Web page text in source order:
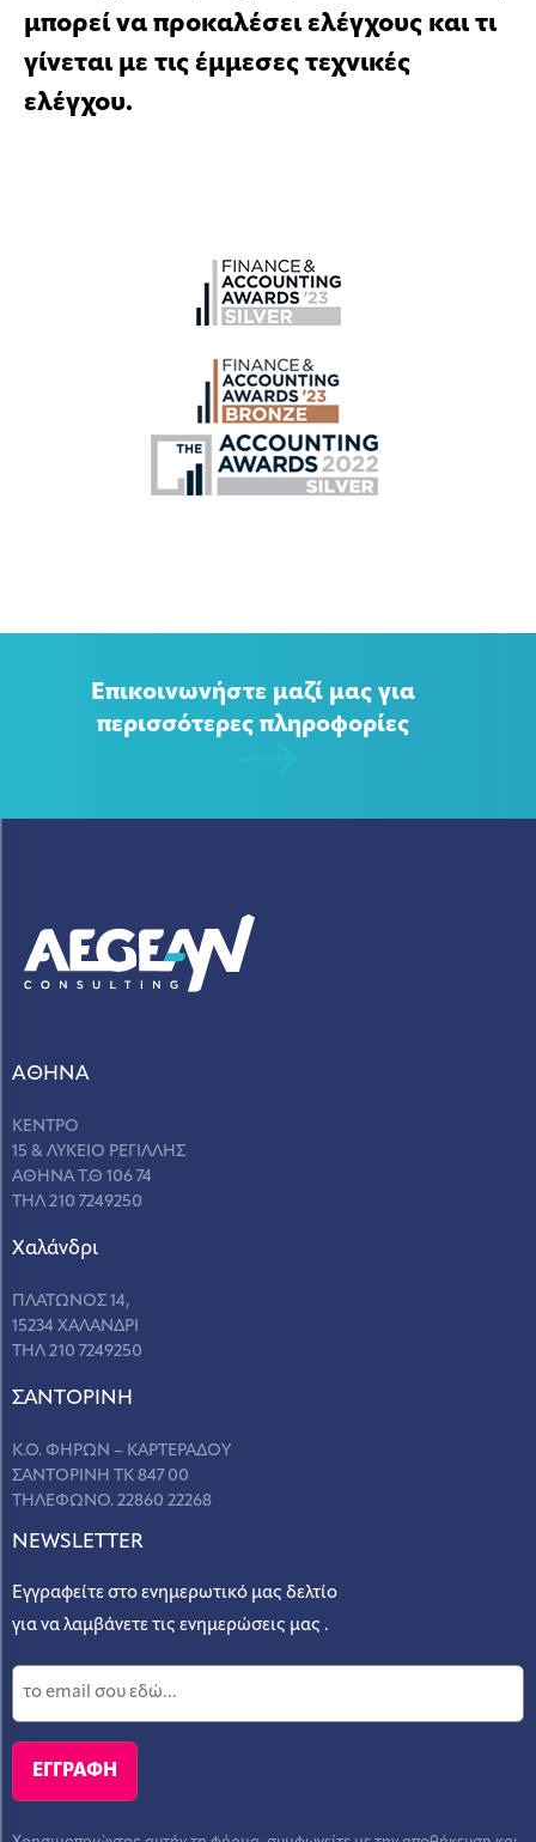
μπορεί να προκαλέσει ελέγχους και τι
γίνεται με τις έμμεσες τεχνικές
ελέγχου.
Επικοινωνήστε μαζί μας για
περισσότερες πληροφορίες
ΑΘΗΝΑ
ΚΕΝΤΡΟ
15 & ΛΥΚΕΙΟ ΡΕΓΙΛΛΗΣ
ΑΘΗΝΑ Τ.Θ 106 74
ΤΗΛ 210 7249250
Χαλάνδρι
ΠΛΑΤΩΝΟΣ 14,
15234 ΧΑΛΑΝΔΡΙ
ΤΗΛ 210 7249250
ΣANΤΟΡΙΝΗ
Κ.Ο. ΦΗΡΩΝ – ΚΑΡΤΕΡΑΔΟΥ
ΣΑΝΤΟΡΙΝΗ ΤΚ 847 00
ΤΗΛΕΦΩΝΟ. 22860 22268
NEWSLETTER
Εγγραφείτε στο ενημερωτικό μας δελτίο
για να λαμβάνετε τις ενημερώσεις μας .